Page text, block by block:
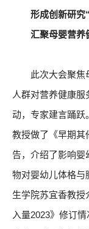
形成创新研究
汇聚母婴营养
此次大会聚焦
人群对营养健康
动，专家建言踊跃
教授做了《早期其
告，介绍了影响
物对婴幼儿体格与
生学院苏宜香教
入量2023》修订